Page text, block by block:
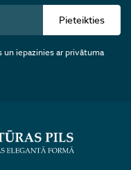
Pieteikties
un iepazinies ar privātuma